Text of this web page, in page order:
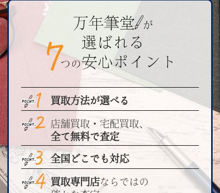
買取方法が選べる
店舗買取・宅配買取、
全て無料で査定
全国どこでも対応
買取専門店ならではの